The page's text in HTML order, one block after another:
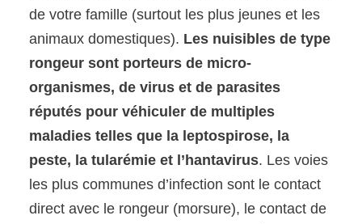
de votre famille (surtout les plus jeunes et les
animaux domestiques). Les nuisibles de type
rongeur sont porteurs de micro-
organismes, de virus et de parasites
réputés pour véhiculer de multiples
maladies telles que la leptospirose, la
peste, la tularémie et l’hantavirus. Les voies
les plus communes d’infection sont le contact
direct avec le rongeur (morsure), le contact de